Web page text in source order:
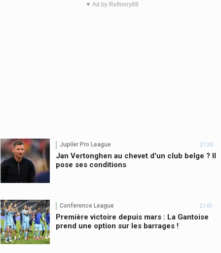
▼ Ad by Refinery89
Jupiler Pro League 21:30
Jan Vertonghen au chevet d'un club belge ? Il
pose ses conditions
Conference League 21:01
Première victoire depuis mars : La Gantoise
prend une option sur les barrages !